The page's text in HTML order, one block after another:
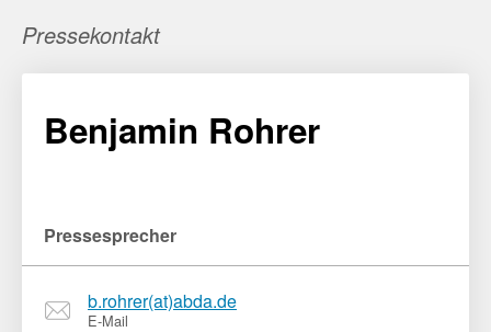
Pressekontakt
Benjamin Rohrer
Pressesprecher
b.rohrer(at)abda.de
E-Mail